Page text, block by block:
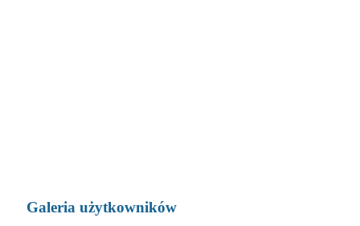
Galeria użytkowników